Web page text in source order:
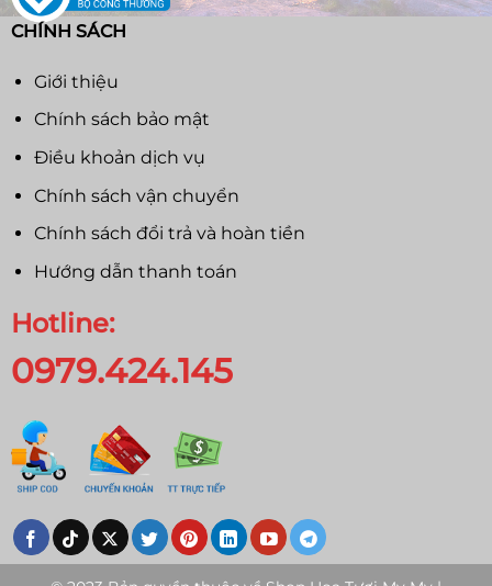
CHÍNH SÁCH
Giới thiệu
Chính sách bảo mật
Điều khoản dịch vụ
Chính sách vận chuyển
Chính sách đổi trả và hoàn tiền
Hướng dẫn thanh toán
Hotline:
0979.424.145